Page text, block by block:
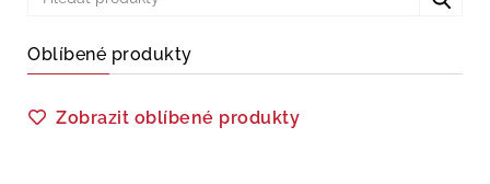
Oblíbené produkty
Zobrazit oblíbené produkty